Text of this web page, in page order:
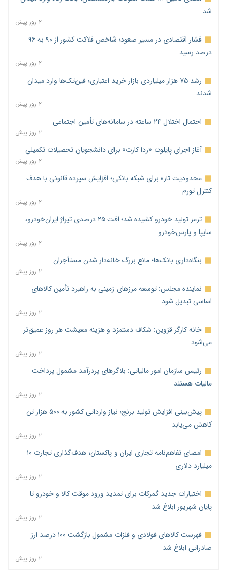
شد
۲ روز پیش
فشار اقتصادی در مسیر صعود؛ شاخص فلاکت کشور از ۹۰ به ۹۶
درصد رسید
۲ روز پیش
رشد ۷۵ هزار میلیاردی بازار خرید اعتباری؛ فین‌تک‌ها وارد میدان
شدند
۲ روز پیش
احتمال اختلال ۲۴ ساعته در سامانه‌های تأمین اجتماعی
۲ روز پیش
آغاز اجرای پایلوت «ردا کارت» برای دانشجویان تحصیلات تکمیلی
۲ روز پیش
محدودیت تازه برای شبکه بانکی؛ افزایش سپرده قانونی با هدف
کنترل تورم
۲ روز پیش
ترمز تولید خودرو کشیده شد؛ افت ۲۵ درصدی تیراژ ایران‌خودرو،
سایپا و پارس‌خودرو
۲ روز پیش
بنگاه‌داری بانک‌ها؛ مانع بزرگ خانه‌دار شدن مستأجران
۲ روز پیش
نماینده مجلس: توسعه مرزهای زمینی به راهبرد تأمین کالاهای
اساسی تبدیل شود
۲ روز پیش
خانه کارگر قزوین: شکاف دستمزد و هزینه معیشت هر روز عمیق‌تر
می‌شود
۲ روز پیش
رئیس سازمان امور مالیاتی: بلاگرهای پردرآمد مشمول پرداخت
مالیات هستند
۲ روز پیش
پیش‌بینی افزایش تولید برنج؛ نیاز وارداتی کشور به ۵۰۰ هزار تن
کاهش می‌یابد
۲ روز پیش
امضای تفاهم‌نامه تجاری ایران و پاکستان؛ هدف‌گذاری تجارت ۱۰
میلیارد دلاری
۲ روز پیش
اختیارات جدید گمرکات برای تمدید ورود موقت کالا و خودرو تا
پایان شهریور ابلاغ شد
۲ روز پیش
فهرست کالاهای فولادی و فلزات مشمول بازگشت ۱۰۰ درصد ارز
صادراتی ابلاغ شد
۲ روز پیش